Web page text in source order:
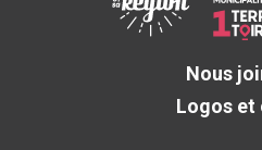
Nous
Logos et